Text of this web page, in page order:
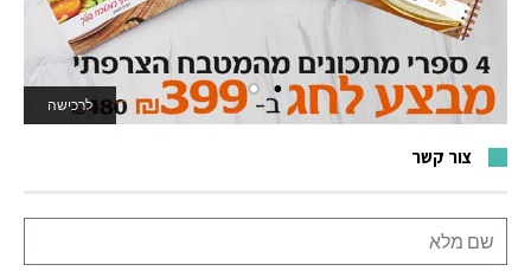
לרכישה
לאתר המשחקים
צור קשר